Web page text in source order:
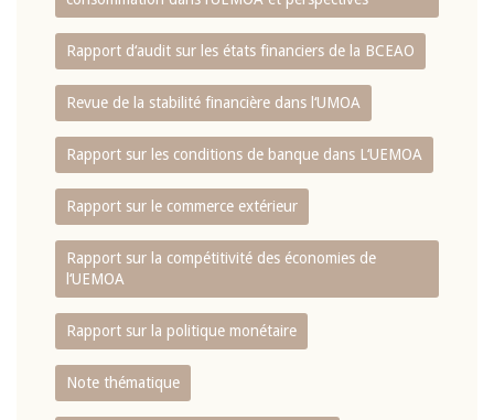
Rapport d‘audit sur les états financiers de la BCEAO
Revue de la stabilité financière dans l‘UMOA
Rapport sur les conditions de banque dans L‘UEMOA
Rapport sur le commerce extérieur
Rapport sur la compétitivité des économies de
l‘UEMOA
Rapport sur la politique monétaire
Note thématique